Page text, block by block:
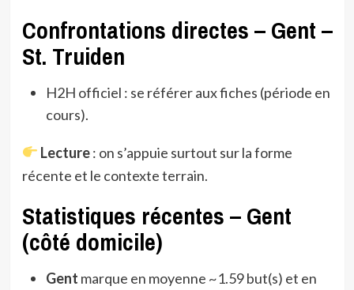
Confrontations directes – Gent –
St. Truiden
H2H officiel : se référer aux fiches (période en
cours).
Lecture: on s’appuie surtout sur la forme
récente et le contexte terrain.
Statistiques récentes – Gent
(côté domicile)
Gent marque en moyenne ~1.59 but(s) et en